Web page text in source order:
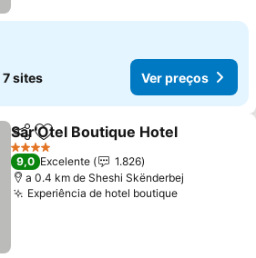
7 sites Ver preços
PartilharAdicionar aos favoritos
Sar'Otel Boutique Hotel
4 Estrelas
9,0 Excelente
1.826
a 0.4 km de Sheshi Skënderbej
Experiência de hotel boutiqueVer preços